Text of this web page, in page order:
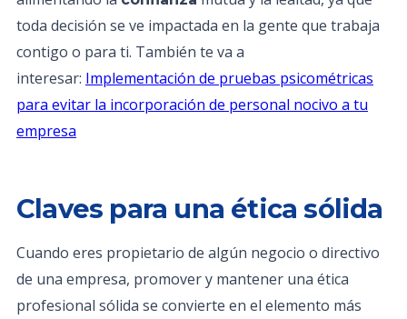
toda decisión se ve impactada en la gente que trabaja
contigo o para ti. También te va a
interesar: Implementación de pruebas psicométricas
para evitar la incorporación de personal nocivo a tu
empresa
Claves para una ética sólida
Cuando eres propietario de algún negocio o directivo
de una empresa, promover y mantener una ética
profesional sólida se convierte en el elemento más